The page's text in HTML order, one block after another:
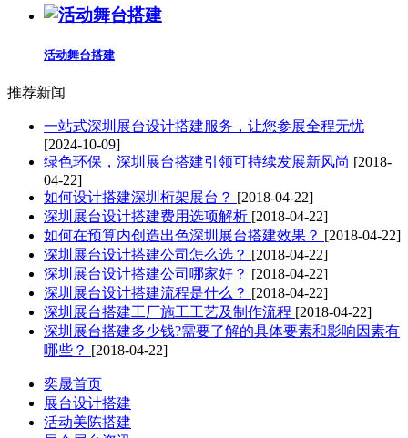
活动舞台搭建
推荐新闻
一站式深圳展台设计搭建服务，让您参展全程无忧
[2024-10-09]
绿色环保，深圳展台搭建引领可持续发展新风尚 [2018-
04-22]
如何设计搭建深圳桁架展台？ [2018-04-22]
深圳展台设计搭建费用选项解析 [2018-04-22]
如何在预算内创造出色深圳展台搭建效果？ [2018-04-22]
深圳展台设计搭建公司怎么选？ [2018-04-22]
深圳展台设计搭建公司哪家好？ [2018-04-22]
深圳展台设计搭建流程是什么？ [2018-04-22]
深圳展台搭建工厂施工工艺及制作流程 [2018-04-22]
深圳展台搭建多少钱?需要了解的具体要素和影响因素有
哪些？ [2018-04-22]
奕晟首页
展台设计搭建
活动美陈搭建